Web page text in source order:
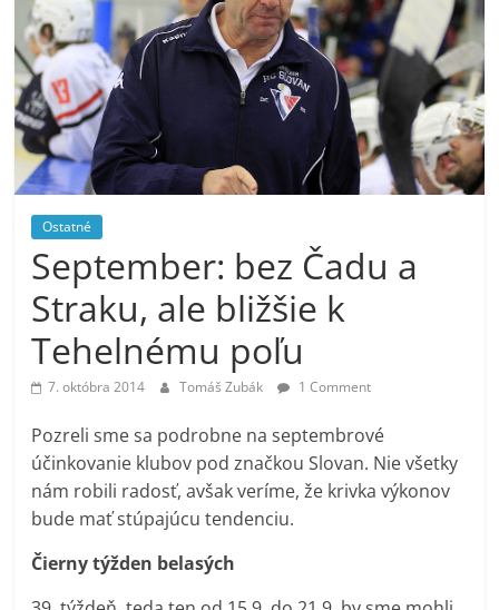
Ostatné
September: bez Čadu a
Straku, ale bližšie k
Tehelnému poľu
7. októbra 2014 Tomáš Zubák 1 Comment
Pozreli sme sa podrobne na septembrové
účinkovanie klubov pod značkou Slovan. Nie všetky
nám robili radosť, avšak veríme, že krivka výkonov
bude mať stúpajúcu tendenciu.
Čierny týžden belasých